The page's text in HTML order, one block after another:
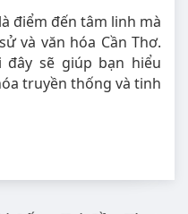
điểm đến tâm linh mà
và văn hóa Cần Thơ.
sẽ giúp bạn hiểu
truyền thống và tinh